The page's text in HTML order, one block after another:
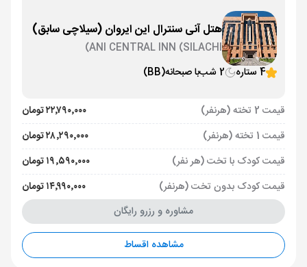
هتل آنی سنترال این ایروان (سیلاچی سابق)
ANI CENTRAL INN (SILACHI)
4 ستاره
2 شب با صبحانه(BB)
قیمت 2 تخته (هرنفر)
۲۲٬۷۹۰٬۰۰۰ تومان
قیمت 1 تخته (هرنفر)
۲۸٬۲۹۰٬۰۰۰ تومان
قیمت کودک با تخت (هر نفر)
۱۹٬۵۹۰٬۰۰۰ تومان
قیمت کودک بدون تخت (هرنفر)
۱۴٬۹۹۰٬۰۰۰ تومان
مشاوره و رزرو رایگان
مشاهده اقساط